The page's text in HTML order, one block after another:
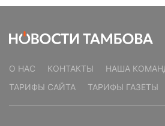
О НАС КОНТАКТЫ НАША
ТАРИФЫ САЙТА
ТАРИФЫ ГАЗЕТЫ